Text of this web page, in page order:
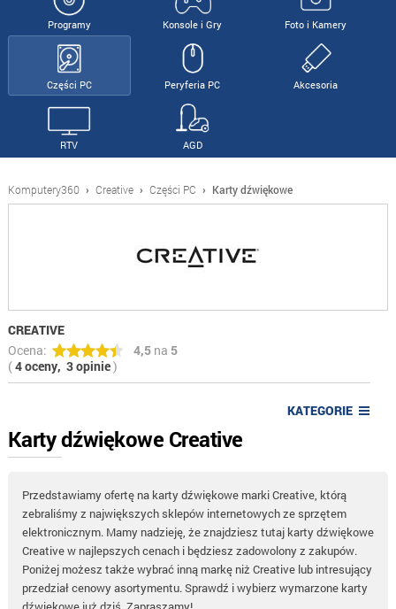
Programy Konsole i Gry Foto i Kamery
Części PC Peryferia PC Akcesoria
RTV AGD
Komputery360 › Creative › Części PC › Karty dźwiękowe
CREATIVE
Ocena:
4,5na 5
(4 oceny, 3 opinie)
KATEGORIE
Karty dźwiękowe Creative
Przedstawiamy ofertę na karty dźwiękowe marki Creative, którą
zebraliśmy z największych sklepów internetowych ze sprzętem
elektronicznym. Mamy nadzieję, że znajdziesz tutaj karty dźwiękowe
Creative w najlepszych cenach i będziesz zadowolony z zakupów.
Poniżej możesz także wybrać inną markę niż Creative lub intresujący
przedział cenowy asortymentu. Sprawdź i wybierz wymarzone karty